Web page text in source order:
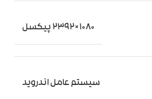
1080×2392 پیکسل
سیستم عامل اندروید